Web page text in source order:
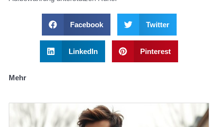
Facebook Twitter
LinkedIn Pinterest
Mehr